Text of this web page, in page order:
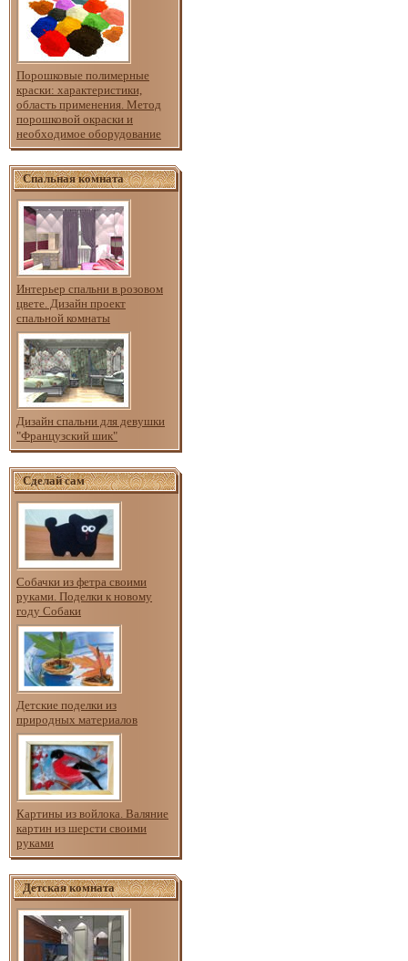
Порошковые полимерные
краски: характеристики,
область применения. Метод
порошковой окраски и
необходимое оборудование
Спальная комната
Интерьер спальни в розовом
цвете. Дизайн проект
спальной комнаты
Дизайн спальни для девушки
"Французский шик"
Сделай сам
Собачки из фетра своими
руками. Поделки к новому
году Собаки
Детские поделки из
природных материалов
Картины из войлока. Валяние
картин из шерсти своими
руками
Детская комната